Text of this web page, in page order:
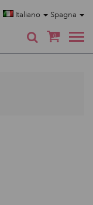
Italiano Spagna
0